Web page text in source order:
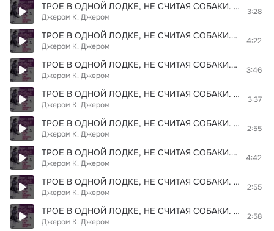
ТРОЕ В ОДНОЙ ЛОДКЕ, НЕ СЧИТАЯ СОБАКИ. Глава 02. Фрагмент 05
Джером К. Джером
3:28
ТРОЕ В ОДНОЙ ЛОДКЕ, НЕ СЧИТАЯ СОБАКИ. Глава 04. Фрагмент 05
Джером К. Джером
4:22
ТРОЕ В ОДНОЙ ЛОДКЕ, НЕ СЧИТАЯ СОБАКИ. Глава 05. Фрагмент 08
Джером К. Джером
3:46
ТРОЕ В ОДНОЙ ЛОДКЕ, НЕ СЧИТАЯ СОБАКИ. Глава 06. Фрагмент 02
Джером К. Джером
3:37
ТРОЕ В ОДНОЙ ЛОДКЕ, НЕ СЧИТАЯ СОБАКИ. Глава 04. Фрагмент 06
Джером К. Джером
2:55
ТРОЕ В ОДНОЙ ЛОДКЕ, НЕ СЧИТАЯ СОБАКИ. Глава 06. Фрагмент 05
Джером К. Джером
4:42
ТРОЕ В ОДНОЙ ЛОДКЕ, НЕ СЧИТАЯ СОБАКИ. Глава 07. Фрагмент 01
Джером К. Джером
2:55
ТРОЕ В ОДНОЙ ЛОДКЕ, НЕ СЧИТАЯ СОБАКИ. Глава 07. Фрагмент 05
Джером К. Джером
2:58